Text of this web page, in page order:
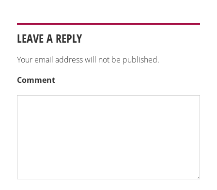
LEAVE A REPLY
Your email address will not be published.
Comment